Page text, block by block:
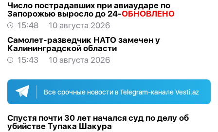
Число пострадавших при авиаударе по
Запорожью выросло до 24-ОБНОВЛЕНО
15:48
10 августа 2026
Самолет-разведчик НАТО замечен у
Калининградской области
15:43
10 августа 2026
Все срочные новости в Telegram-канале Vesti.az
Спустя почти 30 лет начался суд по делу об
убийстве Тупака Шакура